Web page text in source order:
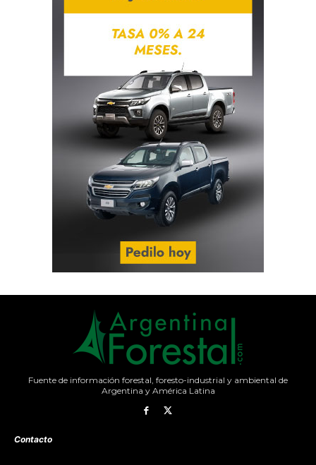
Fuente de información forestal, foresto-industrial y ambiental de
Argentina y América Latina
Contacto